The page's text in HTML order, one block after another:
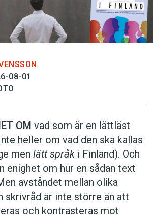
08-01
OM vad som är en lättläst
heller om vad den ska kallas
men lätt språk i Finland). Och
enighet om hur en sådan text
avståndet mellan olika
skrivråd är inte större än att
och kontrasteras mot